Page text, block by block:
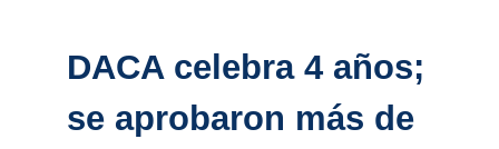
DACA celebra 4 años;
se aprobaron más de